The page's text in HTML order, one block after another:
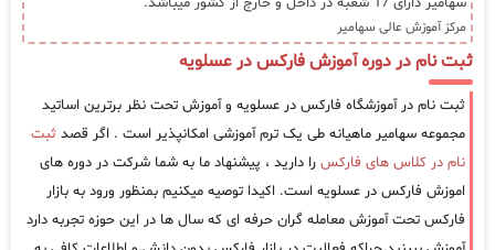
مرکز آموزش عالی سهامیر
ثبت نام در دوره آموزش فارکس در عسلویه
ثبت نام در آموزشگاه فارکس در عسلویه و آموزش تحت نظر برترین اساتید
مجموعه سهامیر ماهیانه طی یک ترم آموزشی امکانپذیر است . اگر قصد ثبت
نام در کلاس های فارکس را دارید ، پیشنهاد ما به شما شرکت در دوره های
اموزش فارکس در عسلویه است. اکیدا توصیه میکنیم بمنظور ورود به بازار
فارکس تحت آموزش معامله گران حرفه ای که سال ها در این حوزه تجربه دارد